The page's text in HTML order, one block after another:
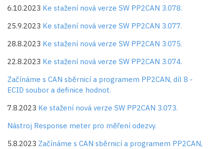
6.10.2023 Ke stažení nová verze SW PP2CAN 3.078.
25.9.2023 Ke stažení nová verze SW PP2CAN 3.077.
28.8.2023 Ke stažení nová verze SW PP2CAN 3.075.
22.8.2023 Ke stažení nová verze SW PP2CAN 3.074.
Začínáme s CAN sběrnicí a programem PP2CAN, díl 8 -
ECID soubor a definice hodnot.
7.8.2023 Ke stažení nová verze SW PP2CAN 3.073.
Nástroj Response meter pro měření odezvy.
5.8.2023 Začínáme s CAN sběrnicí a programem PP2CAN,